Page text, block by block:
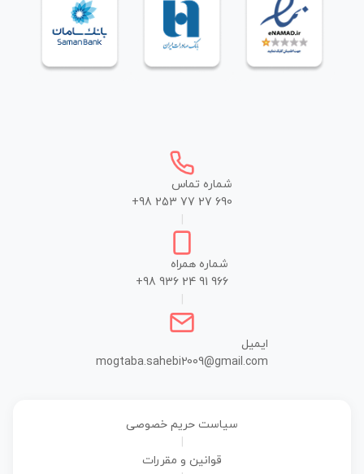
شماره تماس
+98 253 77 27 690
شماره همراه
+98 936 24 91 966
ایمیل
mogtaba.sahebi2009@gmail.com
سیاست حریم خصوصی
قوانین و مقررات